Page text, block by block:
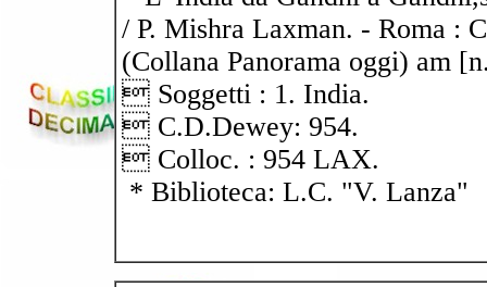
/ P. Mishra Laxman. - Roma :
(Collana Panorama oggi) am
 Soggetti : 1. India.
 C.D.Dewey: 954.
 Colloc. : 954 LAX.
* Biblioteca: L.C. "V. Lanza"